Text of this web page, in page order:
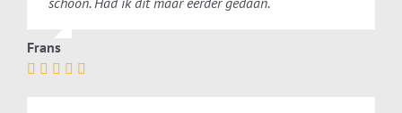
Frans